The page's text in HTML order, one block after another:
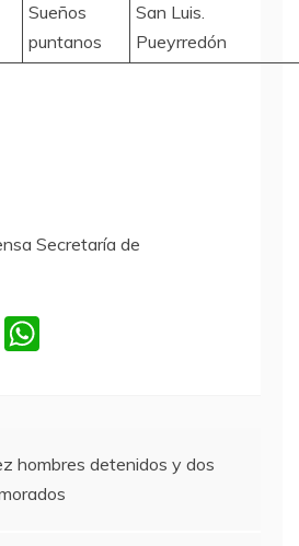
Sueños
puntanos
San Luis.
Pueyrredón
Secretaría de
T
A
p
hombres detenidos y dos